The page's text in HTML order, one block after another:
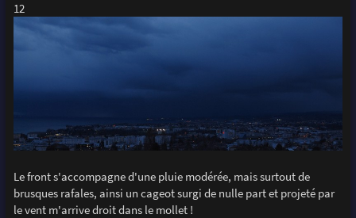
12
Le front s'accompagne d'une pluie modérée, mais surtout de
brusques rafales, ainsi un cageot surgi de nulle part et projeté par
le vent m'arrive droit dans le mollet !